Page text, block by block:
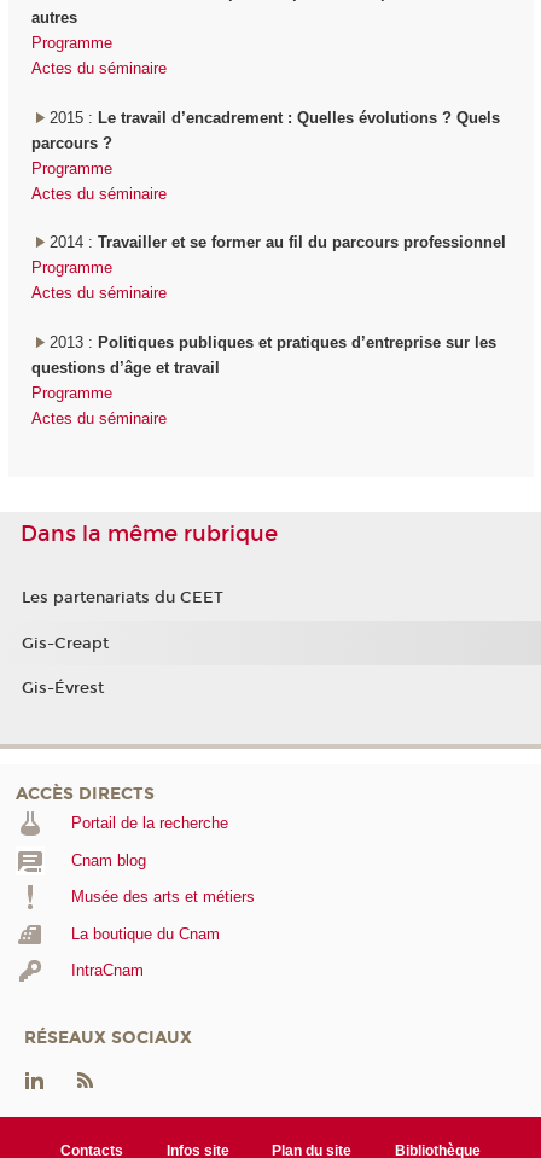
autres
Programme
Actes du séminaire
2015 : Le travail d’encadrement : Quelles évolutions ? Quels
parcours ?
Programme
Actes du séminaire
2014 : Travailler et se former au fil du parcours professionnel
Programme
Actes du séminaire
2013 : Politiques publiques et pratiques d’entreprise sur les
questions d’âge et travail
Programme
Actes du séminaire
Dans la même rubrique
Les partenariats du CEET
Gis-Creapt
Gis-Évrest
ACCÈS DIRECTS
Portail de la recherche
Cnam blog
Musée des arts et métiers
La boutique du Cnam
IntraCnam
RÉSEAUX SOCIAUX
Contacts Infos site Plan du site Bibliothèque